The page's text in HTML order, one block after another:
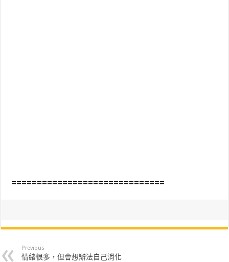
==============================
Previous
情緒很多，但會想辦法自己消化